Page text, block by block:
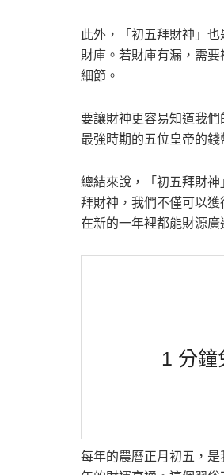
此外，「初五拜財神」
財庫。若財庫有漏，需
細節。
要讓財神更容易知道我
最強時期的五位皇帝的
總結來說，「初五拜財
拜財神，我們不僅可以
在新的一年裡都能財源廣
1 分鐘
每年的農曆正月初五，